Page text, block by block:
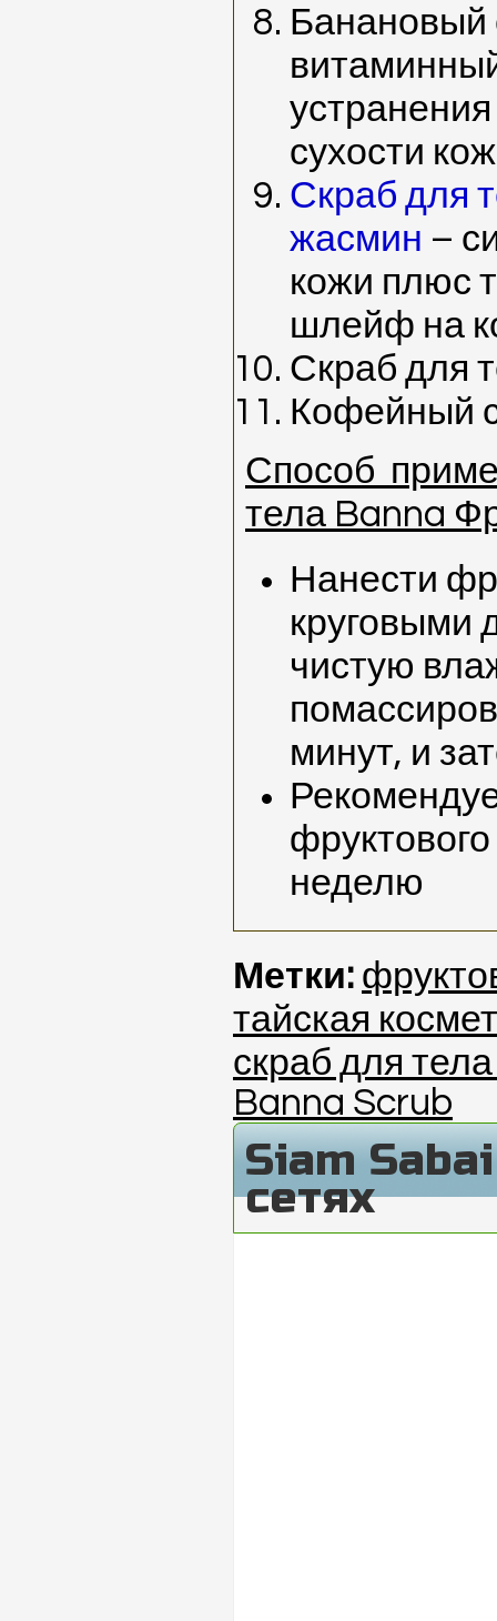
Банановый
сухости
Скраб для
жасмин –
кожи плюс
шлейф на
Скраб для
Кофейный
Способ
тела Banna
Нанести
круговыми
чистую
минут, и
неделю
Метки:
тайская
скраб для
Banna Scrub
Siam
сетях